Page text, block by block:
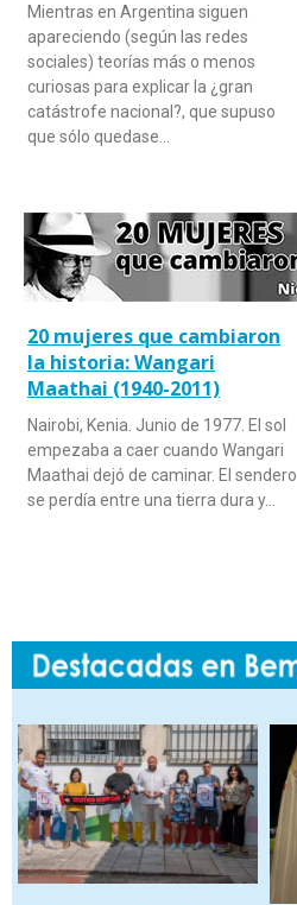
Mientras en Argentina siguen
apareciendo (según las redes
sociales) teorías más o menos
curiosas para explicar la ¿gran
catástrofe nacional?, que supuso
que sólo quedase…
20 mujeres que cambiaron
la historia: Wangari
Maathai (1940-2011)
Nairobi, Kenia. Junio de 1977. El sol
empezaba a caer cuando Wangari
Maathai dejó de caminar. El sendero
se perdía entre una tierra dura y…